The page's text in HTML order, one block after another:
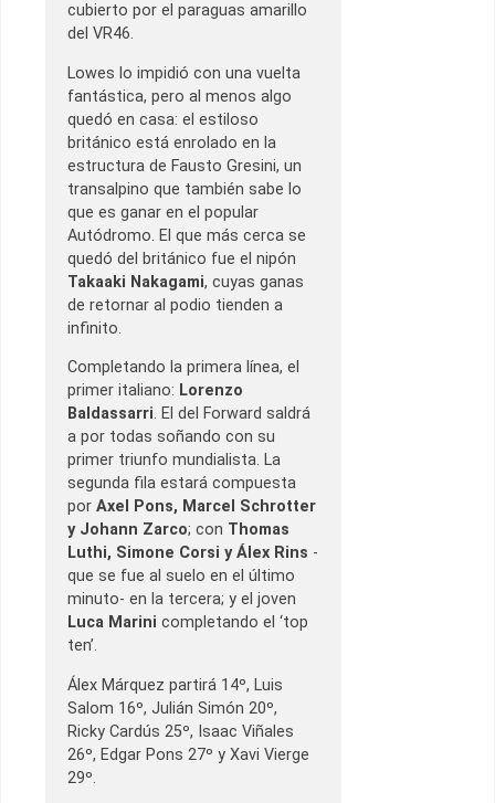
cubierto por el paraguas amarillo
del VR46.
Lowes lo impidió con una vuelta
fantástica, pero al menos algo
quedó en casa: el estiloso
británico está enrolado en la
estructura de Fausto Gresini, un
transalpino que también sabe lo
que es ganar en el popular
Autódromo. El que más cerca se
quedó del británico fue el nipón
Takaaki Nakagami, cuyas ganas
de retornar al podio tienden a
infinito.
Completando la primera línea, el
primer italiano: Lorenzo
Baldassarri. El del Forward saldrá
a por todas soñando con su
primer triunfo mundialista. La
segunda fila estará compuesta
por Axel Pons, Marcel Schrotter
y Johann Zarco; con Thomas
Luthi, Simone Corsi y Álex Rins -
que se fue al suelo en el último
minuto- en la tercera; y el joven
Luca Marini completando el ‘top
ten’.
Álex Márquez partirá 14º, Luis
Salom 16º, Julián Simón 20º,
Ricky Cardús 25º, Isaac Viñales
26º, Edgar Pons 27º y Xavi Vierge
29º.